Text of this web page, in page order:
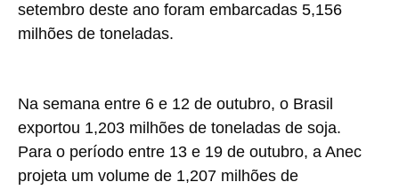
setembro deste ano foram embarcadas 5,156
milhões de toneladas.
Na semana entre 6 e 12 de outubro, o Brasil
exportou 1,203 milhões de toneladas de soja.
Para o período entre 13 e 19 de outubro, a Anec
projeta um volume de 1,207 milhões de